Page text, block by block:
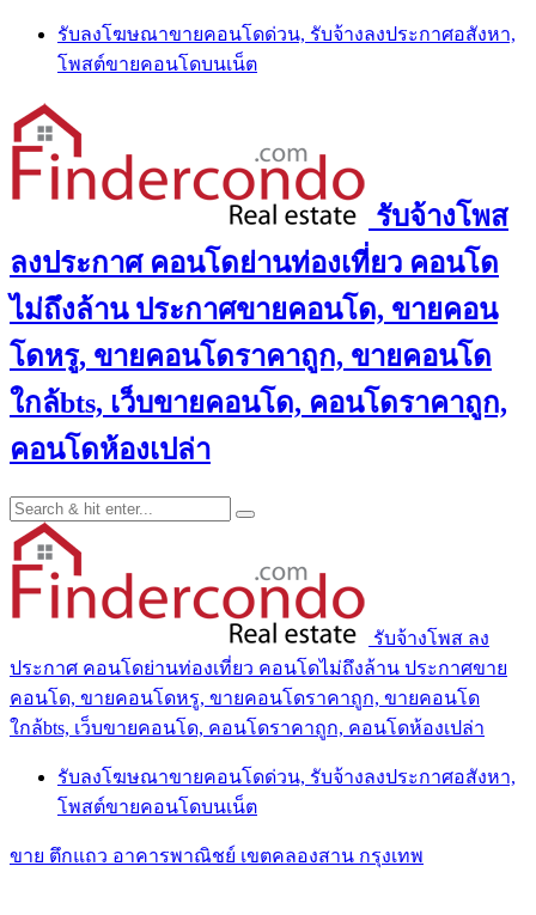
Skip
content
รับลงโฆษณาขายคอนโดด่วน, รับจ้างลงประกาศอสังหา,
โพสต์ขายคอนโดบนเน็ต
รับจ้างโพส
ลงประกาศ คอนโดย่านท่องเที่ยว คอนโด
ไม่ถึงล้าน ประกาศขายคอนโด, ขายคอน
โดหรู, ขายคอนโดราคาถูก, ขายคอนโด
ใกล้bts, เว็บขายคอนโด, คอนโดราคาถูก,
คอนโดห้องเปล่า
รับจ้างโพส ลง
ประกาศ คอนโดย่านท่องเที่ยว คอนโดไม่ถึงล้าน ประกาศขาย
คอนโด, ขายคอนโดหรู, ขายคอนโดราคาถูก, ขายคอนโด
ใกล้bts, เว็บขายคอนโด, คอนโดราคาถูก, คอนโดห้องเปล่า
รับลงโฆษณาขายคอนโดด่วน, รับจ้างลงประกาศอสังหา,
โพสต์ขายคอนโดบนเน็ต
ขาย ตึกแถว อาคารพาณิชย์ เขตคลองสาน กรุงเทพ